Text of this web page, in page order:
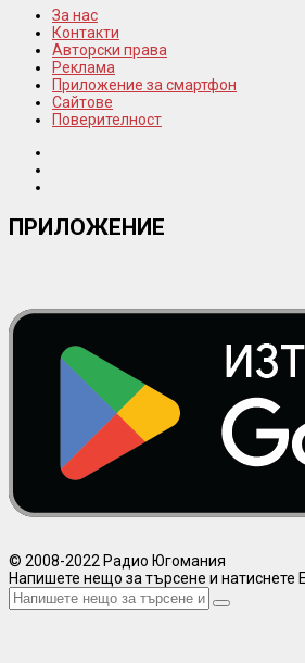
За нас
Контакти
Авторски права
Реклама
Приложение за смартфон
Сайтове
Поверителност
ПРИЛОЖЕНИЕ
© 2008-2022 Радио Югомания
Напишете нещо за търсене и натиснете